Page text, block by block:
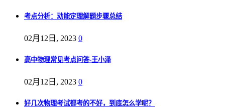
考点分析：动能定理解题步骤总结
02月12日, 2023 0
高中物理常见考点问答-王小泽
02月12日, 2023 0
好几次物理考试都考的不好，到底怎么学呢？